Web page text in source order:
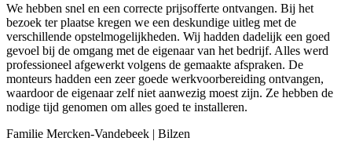
We hebben snel en een correcte prijsofferte ontvangen. Bij het
bezoek ter plaatse kregen we een deskundige uitleg met de
verschillende opstelmogelijkheden. Wij hadden dadelijk een goed
gevoel bij de omgang met de eigenaar van het bedrijf. Alles werd
professioneel afgewerkt volgens de gemaakte afspraken. De
monteurs hadden een zeer goede werkvoorbereiding ontvangen,
waardoor de eigenaar zelf niet aanwezig moest zijn. Ze hebben de
nodige tijd genomen om alles goed te installeren.
Familie Mercken-Vandebeek | Bilzen